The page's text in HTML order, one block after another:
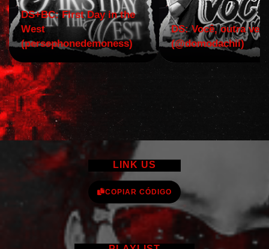
DS+BC: First Day in the
West
(persephonedemoness)
DS: Você, outra vez!
(@domodachii)
LINK US
COPIAR CÓDIGO